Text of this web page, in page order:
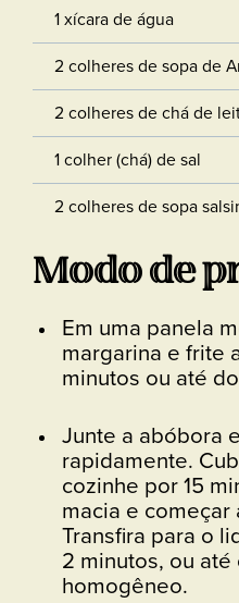
1 xícara de água
2 colheres de sopa de
2 colheres de chá de
1 colher (chá) de sal
2 colheres de sopa
Modo de
Em uma panela
margarina e frite
minutos ou até
Junte a abóbora
rapidamente.
cozinhe por 15
macia e
Transfira para o
2 minutos, ou
homogêneo.